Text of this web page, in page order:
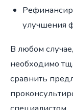
улучшения
В любом
необходимо
сравнить